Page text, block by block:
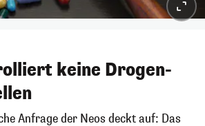
keine Drogen-
Anfrage der Neos deckt auf: Das